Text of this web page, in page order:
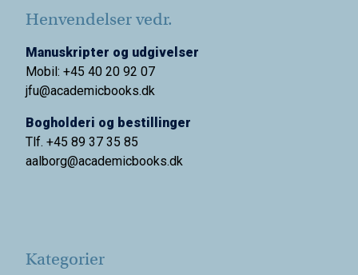
Henvendelser vedr.
Manuskripter og udgivelser
Mobil: +45 40 20 92 07
jfu@academicbooks.dk
Bogholderi og bestillinger
Tlf. +45 89 37 35 85
aalborg@academicbooks.dk
Kategorier